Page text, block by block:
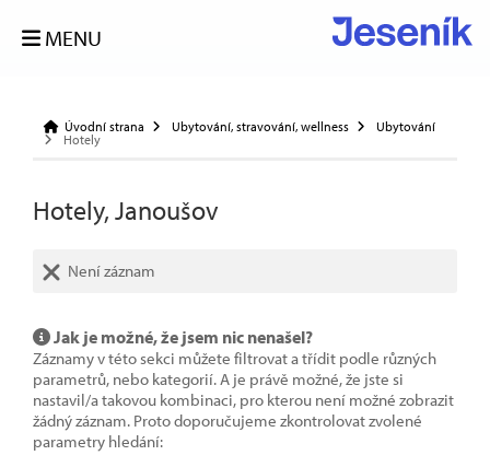
MENU
Úvodní strana Ubytování, stravování, wellness
Ubytování
Hotely
Hotely, Janoušov
Není záznam
Jak je možné, že jsem nic nenašel?
Záznamy v této sekci můžete filtrovat a třídit podle různých
parametrů, nebo kategorií. A je právě možné, že jste si
nastavil/a takovou kombinaci, pro kterou není možné zobrazit
žádný záznam. Proto doporučujeme zkontrolovat zvolené
parametry hledání: